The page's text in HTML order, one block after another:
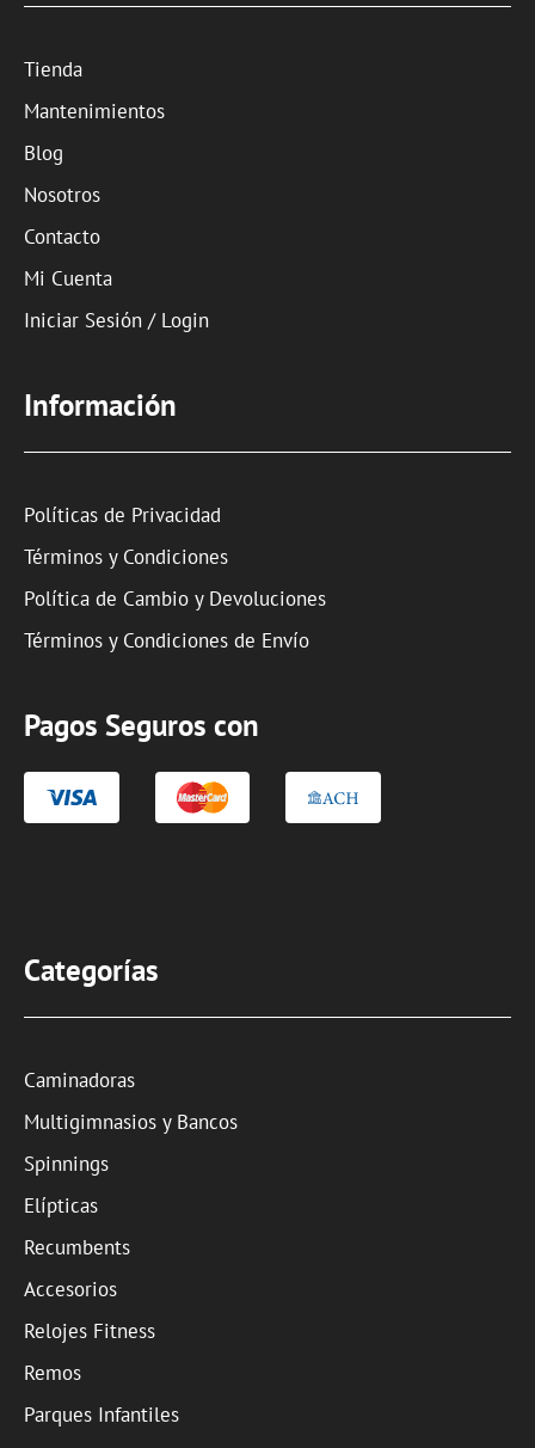
Tienda
Mantenimientos
Blog
Nosotros
Contacto
Mi Cuenta
Iniciar Sesión / Login
Información
Políticas de Privacidad
Términos y Condiciones
Política de Cambio y Devoluciones
Términos y Condiciones de Envío
Pagos Seguros con
Categorías
Caminadoras
Multigimnasios y Bancos
Spinnings
Elípticas
Recumbents
Accesorios
Relojes Fitness
Remos
Parques Infantiles